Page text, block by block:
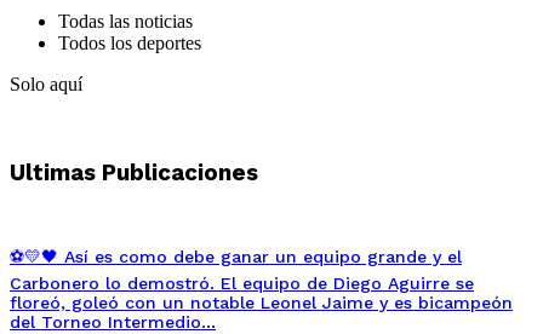
Todas las noticias
Todos los deportes
Solo aquí
Ultimas Publicaciones
⚽💛🖤 Así es como debe ganar un equipo grande y el
Carbonero lo demostró. El equipo de Diego Aguirre se
floreó, goleó con un notable Leonel Jaime y es bicampeón
del Torneo Intermedio…